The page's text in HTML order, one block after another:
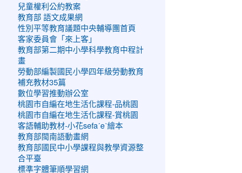
兒童權利公約教案
教育部 語文成果網
性別平等教育議題中央輔導團首頁
客家委員會「來上客」
教育部第二期中小學科學教育中程計
畫
勞動部編製國民小學四年級勞動教育
補充教材35篇
數位學習推動辦公室
桃園市自編在地生活化課程-品桃園
桃園市自編在地生活化課程-賞桃園
客語輔助教材-小花sefaˊeˋ繪本
教育部閩南語動畫網
教育部國民中小學課程與教學資源整
合平臺
標準字體筆順學習網